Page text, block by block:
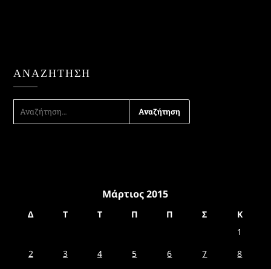
ΑΝΑΖΉΤΗΣΗ
ΑΝΑΖΉΤΗΣΗ
ΓΙΑ:
Μάρτιος 2015
Δ Τ Τ Π Π Σ
Κ
1
2
3 4 5 6 7
8